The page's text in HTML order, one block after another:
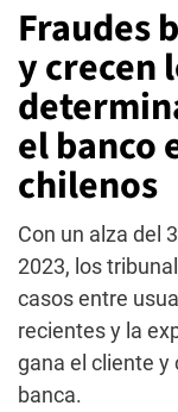
Fraudes
y crecen
el banco
chilenos
Con un alza del
2023, los
casos entre
recientes y la
gana el cliente y
banca.